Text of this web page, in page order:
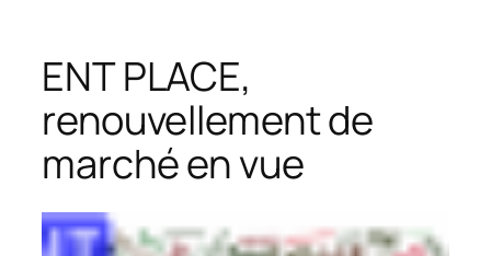
ENT PLACE,
renouvellement de
marché en vue